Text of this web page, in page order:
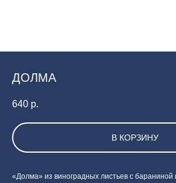
ДОЛМА
640 р.
В КОРЗИНУ
«Долма» из виноградных листьев с